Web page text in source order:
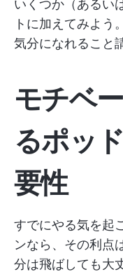
いくつか（あるい
トに加えてみよう
気分になれること
モチベ
るポッ
要性
すでにやる気を起
ンなら、その利点
分は飛ばしても大